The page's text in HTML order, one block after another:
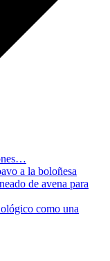
a la boloñesa
de avena para
como una